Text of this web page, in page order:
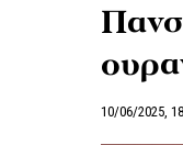
10/06/2025,